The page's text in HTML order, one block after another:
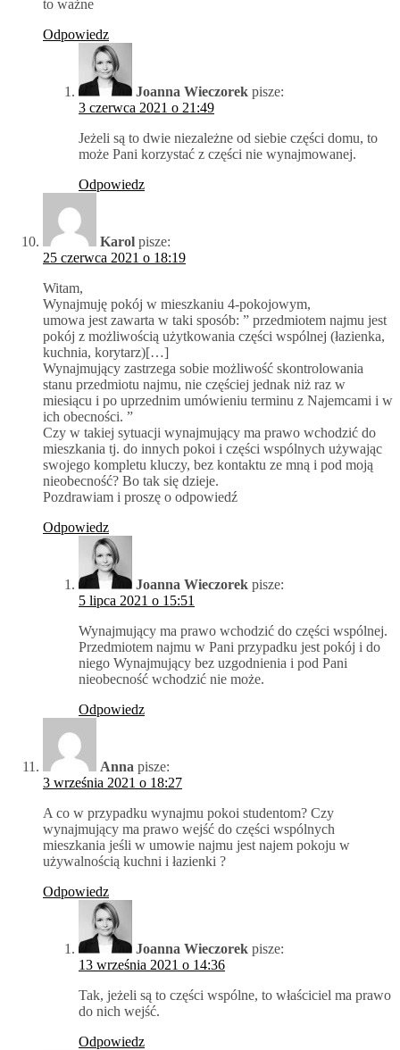
to ważne
Odpowiedz
Joanna Wieczorek pisze:
3 czerwca 2021 o 21:49
Jeżeli są to dwie niezależne od siebie części domu, to
może Pani korzystać z części nie wynajmowanej.
Odpowiedz
Karol pisze:
25 czerwca 2021 o 18:19
Witam,
Wynajmuję pokój w mieszkaniu 4-pokojowym,
umowa jest zawarta w taki sposób: ” przedmiotem najmu jest
pokój z możliwością użytkowania części wspólnej (łazienka,
kuchnia, korytarz)[…]
Wynajmujący zastrzega sobie możliwość skontrolowania
stanu przedmiotu najmu, nie częściej jednak niż raz w
miesiącu i po uprzednim umówieniu terminu z Najemcami i w
ich obecności. ”
Czy w takiej sytuacji wynajmujący ma prawo wchodzić do
mieszkania tj. do innych pokoi i części wspólnych używając
swojego kompletu kluczy, bez kontaktu ze mną i pod moją
nieobecność? Bo tak się dzieje.
Pozdrawiam i proszę o odpowiedź
Odpowiedz
Joanna Wieczorek pisze:
5 lipca 2021 o 15:51
Wynajmujący ma prawo wchodzić do części wspólnej.
Przedmiotem najmu w Pani przypadku jest pokój i do
niego Wynajmujący bez uzgodnienia i pod Pani
nieobecność wchodzić nie może.
Odpowiedz
Anna pisze:
3 września 2021 o 18:27
A co w przypadku wynajmu pokoi studentom? Czy
wynajmujący ma prawo wejść do części wspólnych
mieszkania jeśli w umowie najmu jest najem pokoju w
używalnością kuchni i łazienki ?
Odpowiedz
Joanna Wieczorek pisze:
13 września 2021 o 14:36
Tak, jeżeli są to części wspólne, to właściciel ma prawo
do nich wejść.
Odpowiedz